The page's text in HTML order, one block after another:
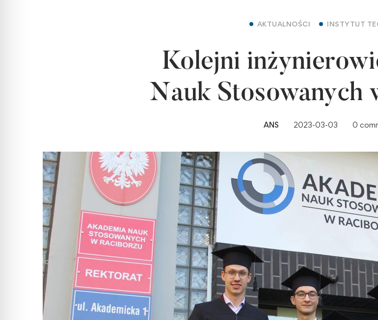
AKTUALNOŚCI INSTYTUT
Kolejni
Nauk Stosowanych
ANS 2023-03-03 0